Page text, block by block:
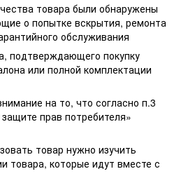
товара были обнаружены
о попытке вскрытия, ремонта
обслуживания
подтверждающего покупку
или полной комплектации
на то, что согласно п.3
прав потребителя»
товар нужно изучить
товара, которые идут вместе с